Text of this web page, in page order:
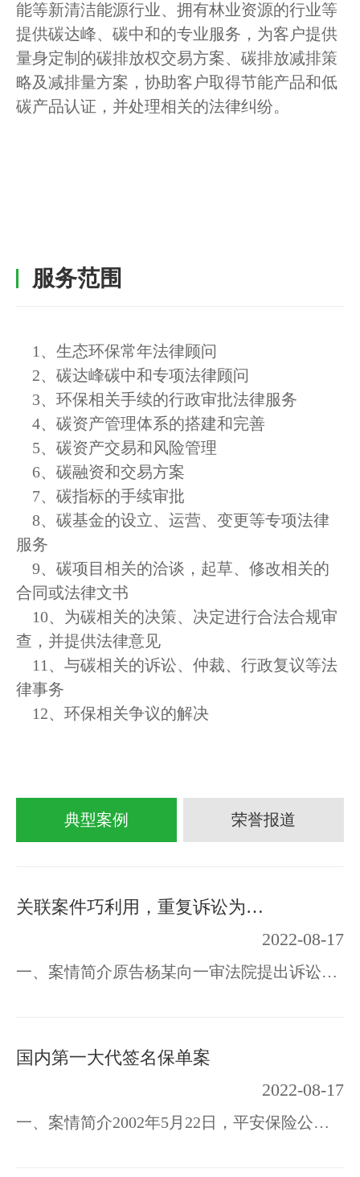
能等新清洁能源行业、拥有林业资源的行业等
提供碳达峰、碳中和的专业服务，为客户提供
量身定制的碳排放权交易方案、碳排放减排策
略及减排量方案，协助客户取得节能产品和低
碳产品认证，并处理相关的法律纠纷。
服务范围
1、生态环保常年法律顾问
2、碳达峰碳中和专项法律顾问
3、环保相关手续的行政审批法律服务
4、碳资产管理体系的搭建和完善
5、碳资产交易和风险管理
6、碳融资和交易方案
7、碳指标的手续审批
8、碳基金的设立、运营、变更等专项法律
服务
9、碳项目相关的洽谈，起草、修改相关的
合同或法律文书
10、为碳相关的决策、决定进行合法合规审
查，并提供法律意见
11、与碳相关的诉讼、仲裁、行政复议等法
律事务
12、环保相关争议的解决
典型案例 荣誉报道
关联案件巧利用，重复诉讼为哪般
2022-08-17
一、案情简介原告杨某向一审法院提出诉讼请求：判令被告某村委会返还原告的厂地租金人民…
国内第一大代签名保单案
2022-08-17
一、案情简介2002年5月22日，平安保险公司徐州中心支公司（寿险）签下了一单“十年期鸿…